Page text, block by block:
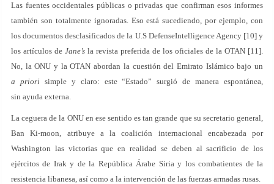
Las fuentes occidentales públicas o privadas que confirman esos informes
también son totalmente ignoradas. Eso está sucediendo, por ejemplo, con
los documentos desclasificados de la U.S DefenseIntelligence Agency [10] y
los artículos de Jane’s la revista preferida de los oficiales de la OTAN [11].
No, la ONU y la OTAN abordan la cuestión del Emirato Islámico bajo un
a priori simple y claro: este “Estado” surgió de manera espontánea,
sin ayuda externa.
La ceguera de la ONU en ese sentido es tan grande que su secretario general,
Ban Ki-moon, atribuye a la coalición internacional encabezada por
Washington las victorias que en realidad se deben al sacrificio de los
ejércitos de Irak y de la República Árabe Siria y los combatientes de la
resistencia libanesa, así como a la intervención de las fuerzas armadas rusas.